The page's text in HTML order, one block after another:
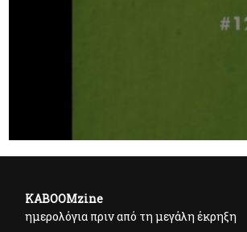
KABOOMzine
ημερολόγια πριν από τη μεγάλη έκρηξη